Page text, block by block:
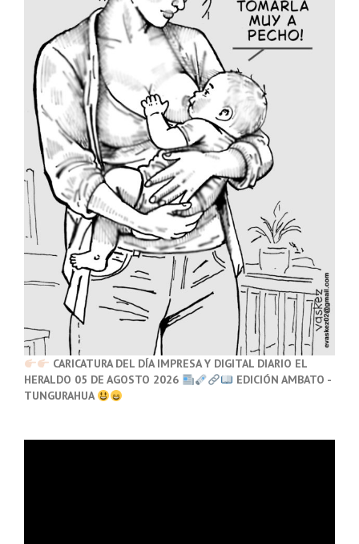
CARICATURA DEL DÍA IMPRESA Y DIGITAL DIARIO EL
HERALDO 05 DE AGOSTO 2026
EDICIÓN AMBATO -
TUNGURAHUA